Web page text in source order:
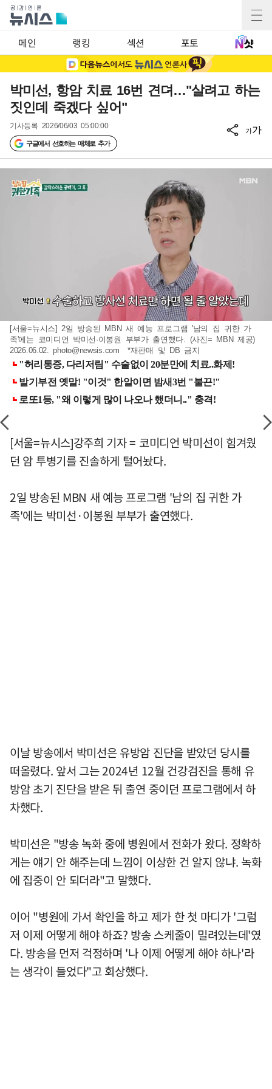
메인 랭킹 섹션 포토
박미선, 항암 치료 16번 견뎌…"살려고 하는
짓인데 죽겠다 싶어"
기사등록 2026/06/03 05:00:00
구글에서 선호하는 매체로 추가
가가
[서울=뉴시스] 2일 방송된 MBN 새 예능 프로그램 '남의 집 귀한 가
족'에는 코미디언 박미선·이봉원 부부가 출연했다. (사진= MBN 제공)
2026.06.02.photo@newsis.com *재판매 및 DB 금지
[서울=뉴시스]강주희 기자 = 코미디언 박미선이 힘겨웠
던 암 투병기를 진솔하게 털어놨다.
2일 방송된 MBN 새 예능 프로그램 '남의 집 귀한 가
족'에는 박미선·이봉원 부부가 출연했다.
이날 방송에서 박미선은 유방암 진단을 받았던 당시를
떠올렸다. 앞서 그는 2024년 12월 건강검진을 통해 유
방암 초기 진단을 받은 뒤 출연 중이던 프로그램에서 하
차했다.
박미선은 "방송 녹화 중에 병원에서 전화가 왔다. 정확하
게는 얘기 안 해주는데 느낌이 이상한 건 알지 않냐. 녹화
에 집중이 안 되더라"고 말했다.
이어 "병원에 가서 확인을 하고 제가 한 첫 마디가 '그럼
저 이제 어떻게 해야 하죠? 방송 스케줄이 밀려있는데'였
다. 방송을 먼저 걱정하며 '나 이제 어떻게 해야 하나'라
는 생각이 들었다"고 회상했다.